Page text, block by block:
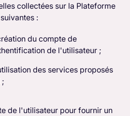
collectées sur la Plateforme
:
du compte de
de l'utilisateur ;
des services proposés
;
de l'utilisateur pour fournir un